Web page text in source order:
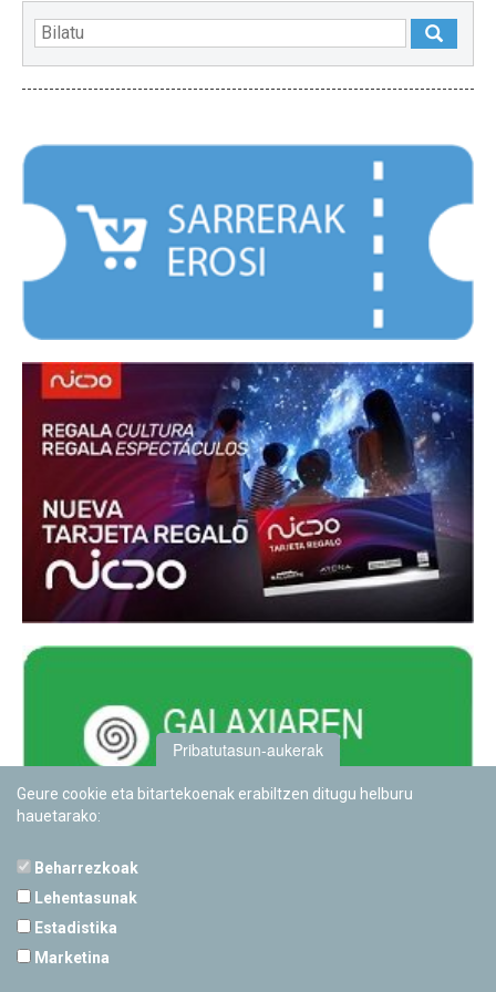
Pribatutasun-aukerak
Geure cookie eta bitartekoenak erabiltzen ditugu helburu
hauetarako:
Beharrezkoak
Lehentasunak
Estadistika
Marketina